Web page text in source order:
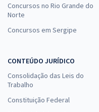
Concursos no Rio Grande do
Norte
Concursos em Sergipe
CONTEÚDO JURÍDICO
Consolidação das Leis do
Trabalho
Constituição Federal